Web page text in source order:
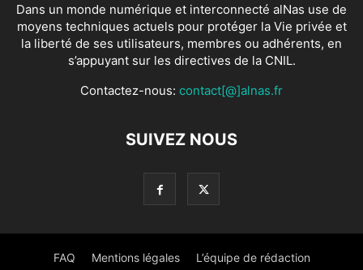
Dans un monde numérique et interconnecté alNas use de
moyens techniques actuels pour protéger la Vie privée et
la liberté de ses utilisateurs, membres ou adhérents, en
s’appuyant sur les directives de la CNIL.
Contactez-nous: contact[@]alnas.fr
SUIVEZ NOUS
FAQ Mentions légales L’équipe de rédaction